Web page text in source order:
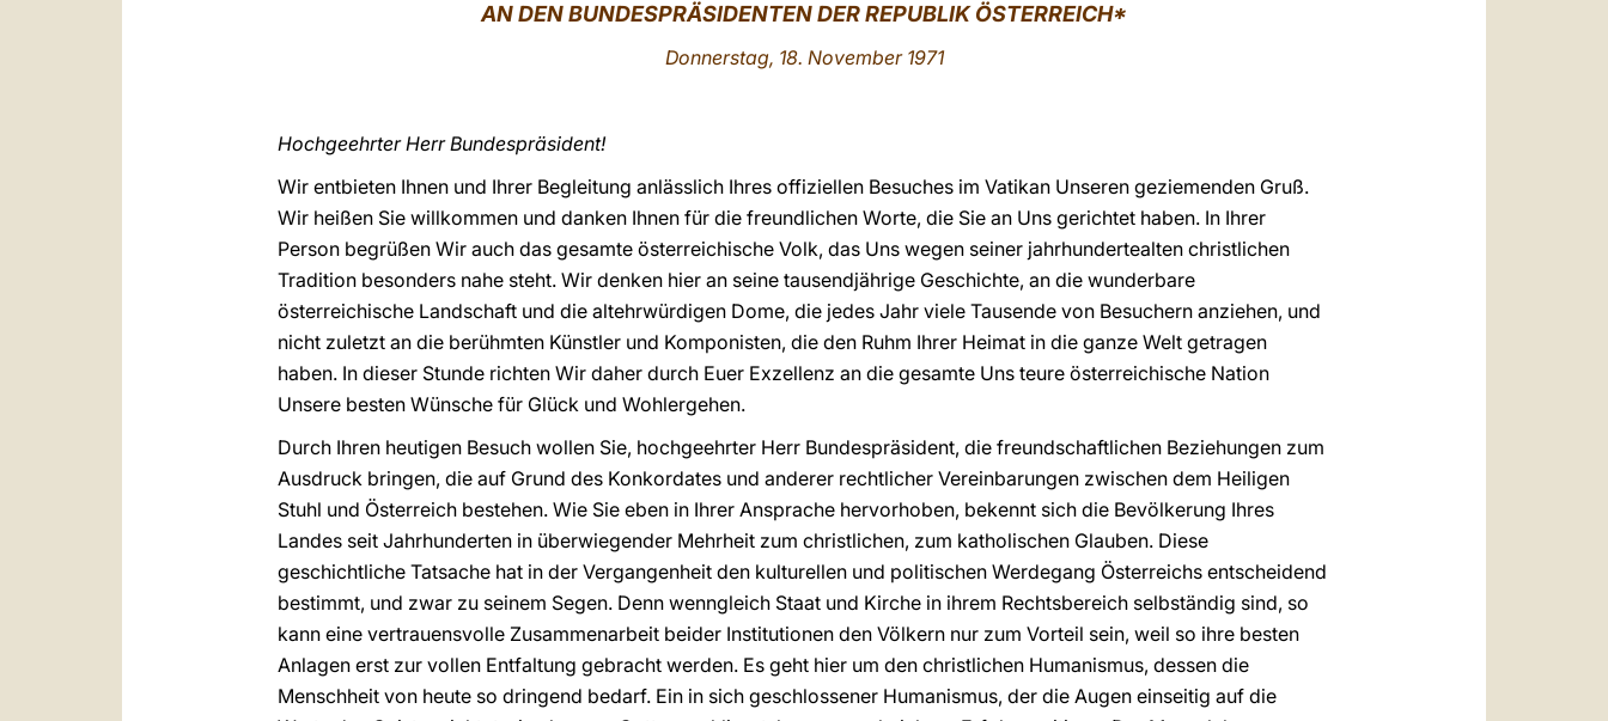
AN DEN BUNDESPRÄSIDENTEN DER REPUBLIK ÖSTERREICH*
Donnerstag, 18. November 1971
Hochgeehrter Herr Bundespräsident!
Wir entbieten Ihnen und Ihrer Begleitung anlässlich Ihres offiziellen Besuches im Vatikan Unseren geziemenden Gruß.
Wir heißen Sie willkommen und danken Ihnen für die freundlichen Worte, die Sie an Uns gerichtet haben. In Ihrer
Person begrüßen Wir auch das gesamte österreichische Volk, das Uns wegen seiner jahrhundertealten christlichen
Tradition besonders nahe steht. Wir denken hier an seine tausendjährige Geschichte, an die wunderbare
österreichische Landschaft und die altehrwürdigen Dome, die jedes Jahr viele Tausende von Besuchern anziehen, und
nicht zuletzt an die berühmten Künstler und Komponisten, die den Ruhm Ihrer Heimat in die ganze Welt getragen
haben. In dieser Stunde richten Wir daher durch Euer Exzellenz an die gesamte Uns teure österreichische Nation
Unsere besten Wünsche für Glück und Wohlergehen.
Durch Ihren heutigen Besuch wollen Sie, hochgeehrter Herr Bundespräsident, die freundschaftlichen Beziehungen zum
Ausdruck bringen, die auf Grund des Konkordates und anderer rechtlicher Vereinbarungen zwischen dem Heiligen
Stuhl und Österreich bestehen. Wie Sie eben in Ihrer Ansprache hervorhoben, bekennt sich die Bevölkerung Ihres
Landes seit Jahrhunderten in überwiegender Mehrheit zum christlichen, zum katholischen Glauben. Diese
geschichtliche Tatsache hat in der Vergangenheit den kulturellen und politischen Werdegang Österreichs entscheidend
bestimmt, und zwar zu seinem Segen. Denn wenngleich Staat und Kirche in ihrem Rechtsbereich selbständig sind, so
kann eine vertrauensvolle Zusammenarbeit beider Institutionen den Völkern nur zum Vorteil sein, weil so ihre besten
Anlagen erst zur vollen Entfaltung gebracht werden. Es geht hier um den christlichen Humanismus, dessen die
Menschheit von heute so dringend bedarf. Ein in sich geschlossener Humanismus, der die Augen einseitig auf die